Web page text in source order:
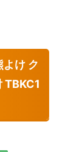
よけ ク
TBKC1